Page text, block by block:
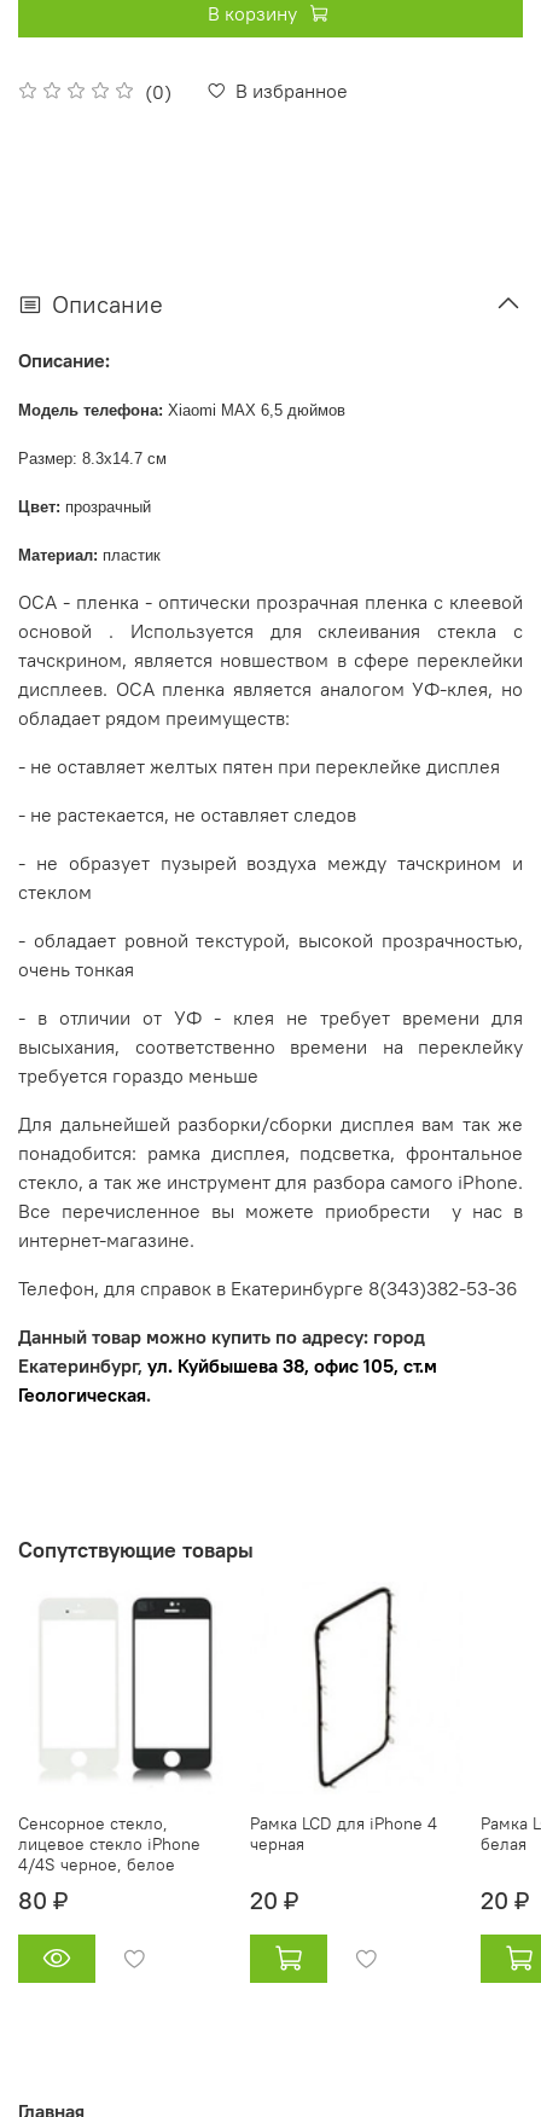
(0) В избранное
В корзину
Описание
Описание:
Модель телефона: Xiaomi MAX 6,5 дюймов
Размер: 8.3x14.7 см
Цвет: прозрачный
Материал: пластик
OCA - пленка - оптически прозрачная пленка с клеевой
основой . Используется для склеивания стекла с
тачскрином, является новшеством в сфере переклейки
дисплеев. OCA пленка является аналогом УФ-клея, но
обладает рядом преимуществ:
- не оставляет желтых пятен при переклейке дисплея
- не растекается, не оставляет следов
- не образует пузырей воздуха между тачскрином и
стеклом
- обладает ровной текстурой, высокой прозрачностью,
очень тонкая
- в отличии от УФ - клея не требует времени для
высыхания, соответственно времени на переклейку
требуется гораздо меньше
Для дальнейшей разборки/сборки дисплея вам так же
понадобится: рамка дисплея, подсветка, фронтальное
стекло, а так же инструмент для разбора самого iPhone.
Все перечисленное вы можете приобрести у нас в
интернет-магазине.
Телефон, для справок в Екатеринбурге 8(343)382-53-36
Данный товар можно купить по адресу: город
Екатеринбург, ул. Куйбышева 38, офис 105, ст.м
Геологическая.
Сопутствующие товары
Сенсорное стекло,
лицевое стекло iPhone
4/4S черное, белое
80 ₽
Рамка LCD для iPhone 4
черная
20 ₽
Рамка
белая
20 ₽
Главная